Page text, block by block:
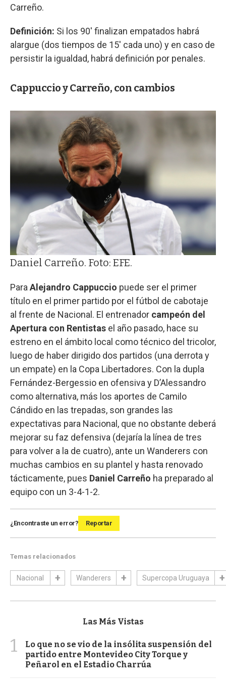
Carreño.
Definición: Si los 90' finalizan empatados habrá
alargue (dos tiempos de 15' cada uno) y en caso de
persistir la igualdad, habrá definición por penales.
Cappuccio y Carreño, con cambios
Daniel Carreño. Foto: EFE.
Para Alejandro Cappuccio puede ser el primer
título en el primer partido por el fútbol de cabotaje
al frente de Nacional. El entrenador campeón del
Apertura con Rentistas el año pasado, hace su
estreno en el ámbito local como técnico del tricolor,
luego de haber dirigido dos partidos (una derrota y
un empate) en la Copa Libertadores. Con la dupla
Fernández-Bergessio en ofensiva y D’Alessandro
como alternativa, más los aportes de Camilo
Cándido en las trepadas, son grandes las
expectativas para Nacional, que no obstante deberá
mejorar su faz defensiva (dejaría la línea de tres
para volver a la de cuatro), ante un Wanderers con
muchas cambios en su plantel y hasta renovado
tácticamente, pues Daniel Carreño ha preparado al
equipo con un 3-4-1-2.
¿Encontraste un error? Reportar
Temas relacionados
Nacional Wanderers Supercopa Uruguaya
Las Más Vistas
1
Lo que no se vio de la insólita suspensión del
partido entre Montevideo City Torque y
Peñarol en el Estadio Charrúa